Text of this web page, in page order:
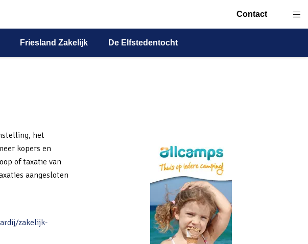
Contact
Friesland Zakelijk De Elfstedentocht
het
kopers en
of taxatie van
aangesloten
zakelijk-